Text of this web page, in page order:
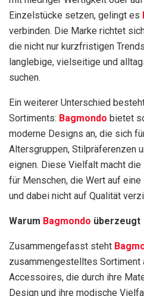
Einzelstücke setzen, gelingt es
verbinden. Die Marke richtet
die nicht nur kurzfristigen
langlebige, vielseitige und
suchen.
Ein weiterer Unterschied
Sortiments: Bagmondo bietet
moderne Designs an, die sich
Altersgruppen, Stilpräferenzen
eignen. Diese Vielfalt macht
für Menschen, die Wert auf
und dabei nicht auf Qualität
Warum Bagmondo überzeugt
Zusammengefasst steht
zusammengestelltes Sortiment
Accessoires, die durch ihre
Design und ihre modische